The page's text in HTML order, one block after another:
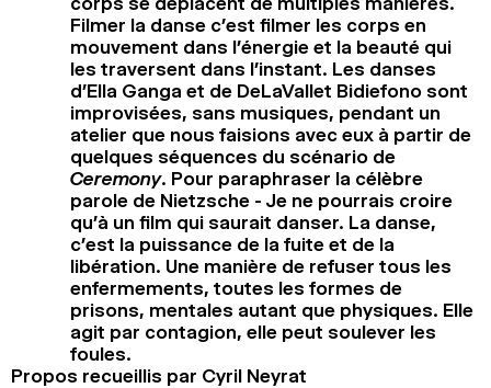
Filmer la danse c’est filmer les corps en
mouvement dans l’énergie et la beauté qui
les traversent dans l’instant. Les danses
d’Ella Ganga et de DeLaVallet Bidiefono sont
improvisées, sans musiques, pendant un
atelier que nous faisions avec eux à partir de
quelques séquences du scénario de
Ceremony. Pour paraphraser la célèbre
parole de Nietzsche - Je ne pourrais croire
qu’à un film qui saurait danser. La danse,
c’est la puissance de la fuite et de la
libération. Une manière de refuser tous les
enfermements, toutes les formes de
prisons, mentales autant que physiques. Elle
agit par contagion, elle peut soulever les
foules.
Propos recueillis par Cyril Neyrat